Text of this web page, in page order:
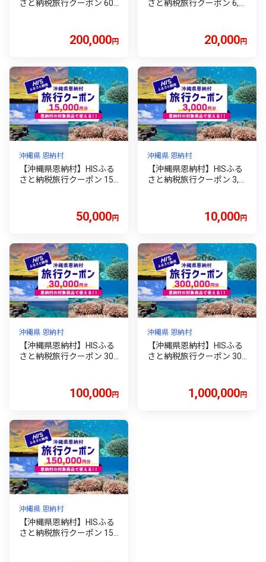
さと納税旅行クーポン 60,
200,000円
さと納税旅行クーポン 6,0
20,000円
沖縄県 恩納村
【沖縄県恩納村】HISふる
さと納税旅行クーポン 15,
50,000円
沖縄県 恩納村
【沖縄県恩納村】HISふる
さと納税旅行クーポン 3,0
10,000円
沖縄県 恩納村
【沖縄県恩納村】HISふる
さと納税旅行クーポン 30,
100,000円
沖縄県 恩納村
【沖縄県恩納村】HISふる
さと納税旅行クーポン 30
1,000,000円
沖縄県 恩納村
【沖縄県恩納村】HISふる
さと納税旅行クーポン 15